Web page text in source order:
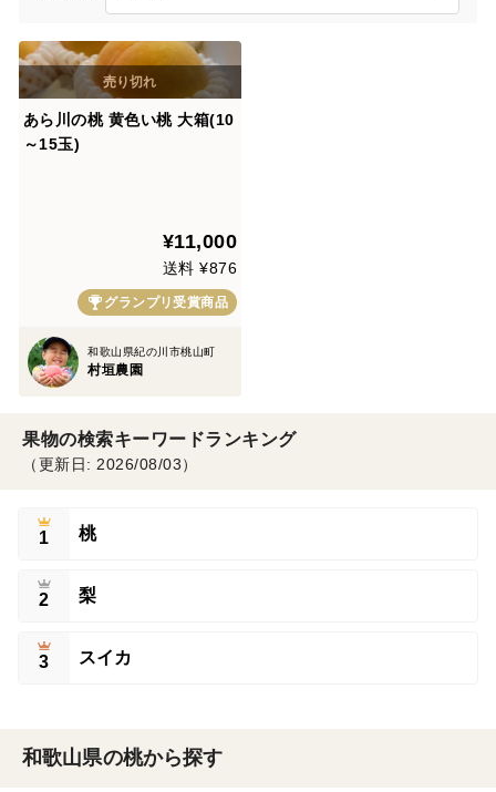
あら川の桃 黄色い桃 大箱(10
～15玉)
¥11,000
送料 ¥876
グランプリ受賞商品
和歌山県紀の川市桃山町
村垣農園
果物の検索キーワードランキング
（更新日: 2026/08/03）
1 桃
2 梨
3 スイカ
和歌山県の桃から探す